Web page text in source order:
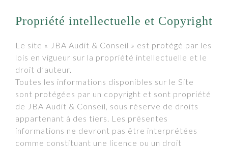
Propriété intellectuelle et Copyright
Le site « JBA Audit & Conseil » est protégé par les
lois en vigueur sur la propriété intellectuelle et le
droit d’auteur.
Toutes les informations disponibles sur le Site
sont protégées par un copyright et sont propriété
de JBA Audit & Conseil, sous réserve de droits
appartenant à des tiers. Les présentes
informations ne devront pas être interprétées
comme constituant une licence ou un droit